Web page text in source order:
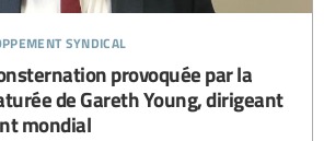
syndical
provoquée par la
de Gareth Young, dirigeant
mondial